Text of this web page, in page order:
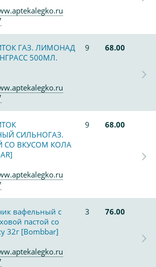
ГАЗ. ЛИМОНАД
500МЛ.
9 68.00
СИЛЬНОГАЗ.
СО ВКУСОМ КОЛА
9 68.00
вафельный с
пастой со
32г [Bombbar]
3 76.00